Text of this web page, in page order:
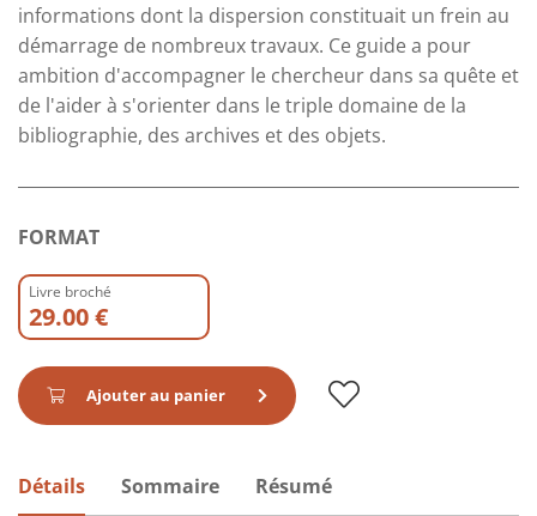
informations dont la dispersion constituait un frein au
démarrage de nombreux travaux. Ce guide a pour
ambition d'accompagner le chercheur dans sa quête et
de l'aider à s'orienter dans le triple domaine de la
bibliographie, des archives et des objets.
FORMAT
Livre broché
29.00 €
Ajouter au panier
Détails Sommaire Résumé